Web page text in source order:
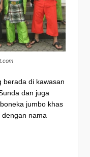
berada di kawasan
dan juga
jumbo khas
nama